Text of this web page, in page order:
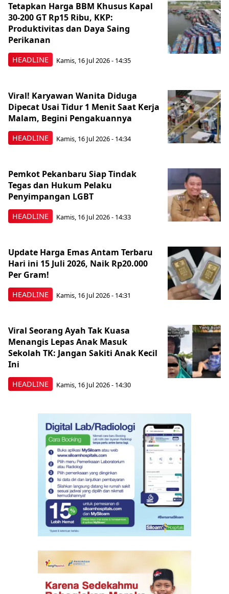
HEADLINE
Tetapkan Harga BBM Khusus Kapal
30-200 GT Rp15 Ribu, KKP:
Produktivitas dan Daya Saing
Perikanan
Kamis, 16 Jul 2026 - 14:35
HEADLINE
Viral! Karyawan Wanita Diduga
Dipecat Usai Tidur 1 Menit Saat Kerja
Malam, Begini Pengakuannya
Kamis, 16 Jul 2026 - 14:34
HEADLINE
Pemkot Pekanbaru Siap Tindak
Tegas dan Hukum Pelaku
Penyimpangan LGBT
Kamis, 16 Jul 2026 - 14:33
HEADLINE
Update Harga Emas Antam Terbaru
Hari ini 15 Juli 2026, Naik Rp20.000
Per Gram!
Kamis, 16 Jul 2026 - 14:31
HEADLINE
Viral Seorang Ayah Tak Kuasa
Menangis Lepas Anak Masuk
Sekolah TK: Jangan Sakiti Anak Kecil
Ini
Kamis, 16 Jul 2026 - 14:30